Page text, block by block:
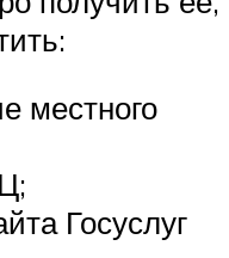
местного
Госуслуг